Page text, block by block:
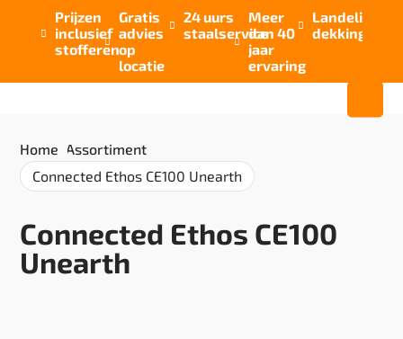

Prijzen
inclusief
stofferen

Gratis
advies
op
locatie

24 uurs
staalservice

Meer
dan 40
jaar
ervaring

Landelijke
dekking
Home Assortiment
Connected Ethos CE100 Unearth
Connected Ethos CE100
Unearth